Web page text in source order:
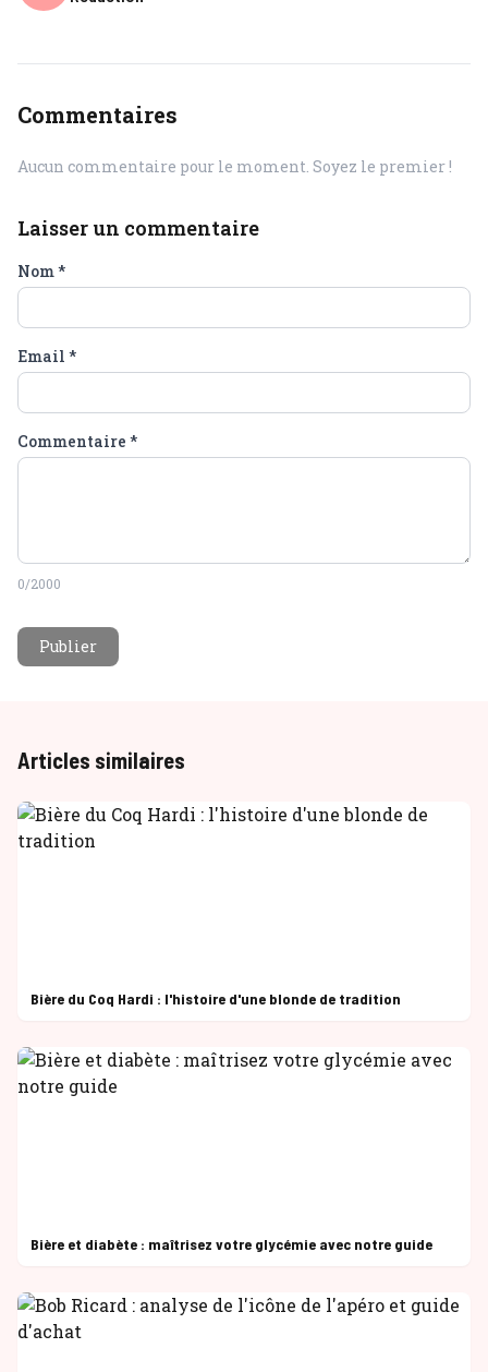
Commentaires
Aucun commentaire pour le moment. Soyez le premier !
Laisser un commentaire
Nom*
Email *
Commentaire *
0/2000
Publier
Articles similaires
Bière du Coq Hardi : l'histoire d'une blonde de tradition
Bière et diabète : maîtrisez votre glycémie avec notre guide